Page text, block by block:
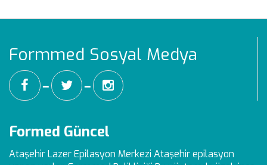
Formmed Sosyal Medya
━ ━
Formed Güncel
Ataşehir Lazer Epilasyon Merkezi Ataşehir epilasyon